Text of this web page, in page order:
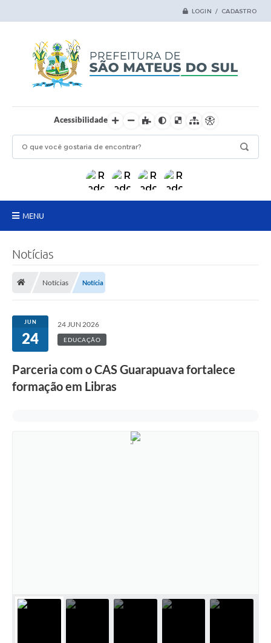
LOGIN / CADASTRO
Acessibilidade
MENU
Transparência
Secretarias
Ouvidoria
Projeto Nascente Viva
Notícias
Notícias Notícia
JUN
24
24 JUN 2026
EDUCAÇÃO
Parceria com o CAS Guarapuava fortalece
formação em Libras